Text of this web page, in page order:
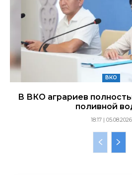
ВКО
В ВКО аграриев
поливной
18:17 | 05.08.2026